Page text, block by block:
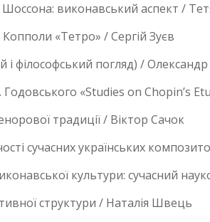
виконавський аспект /
«Тетро» / Сергій Зуєв
і філософський погляд) /
«Studies on Chopin’s
традиції / Віктор Сачок
сучасних українських
культури: сучасний
структури / Наталія Швець